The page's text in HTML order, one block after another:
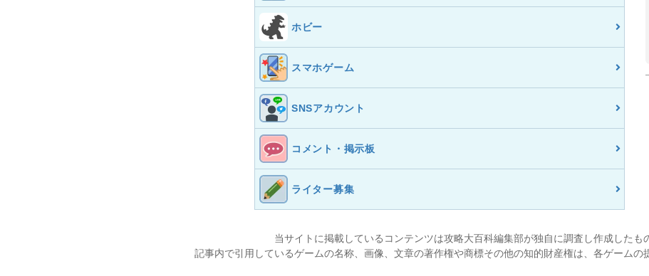
ホビー
スマホゲーム
SNSアカウント
コメント・掲示板
ライター募集
当サイトに掲載しているコンテンツは攻略大百科編集部が独自に調査し作成したも
記事内で引用しているゲームの名称、画像、文章の著作権や商標その他の知的財産権は、各ゲームの